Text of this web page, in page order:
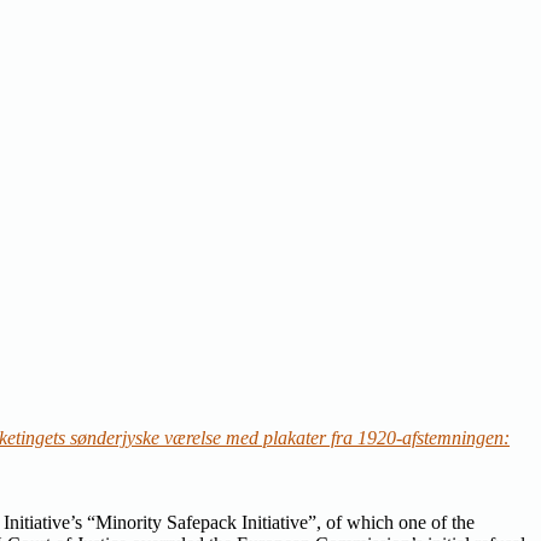
sønderjyske værelse med plakater fra 1920-afstemningen:
“Minority Safepack Initiative”, of which one of the